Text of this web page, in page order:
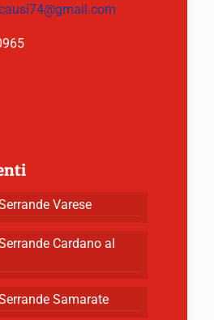
Varese
Cardano al
Samarate